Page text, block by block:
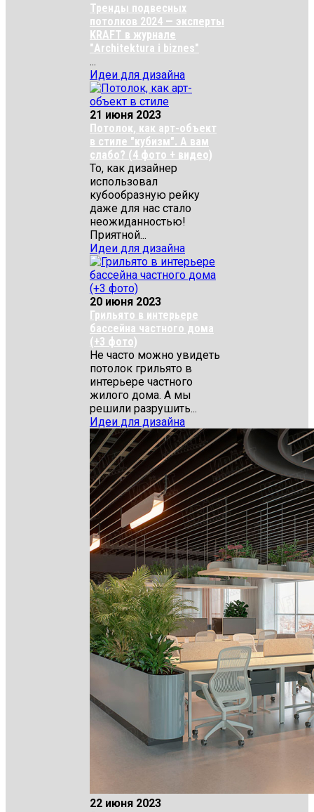
Тренды подвесных
потолков 2024 — эксперты
KRAFT в журнале
"Architektura i biznes"
...
Идеи для дизайна
21 июня 2023
Потолок, как арт-объект
в стиле "кубизм". А вам
слабо? (4 фото + видео)
То, как дизайнер
использовал
кубообразную рейку
даже для нас стало
неожиданностью!
Приятной...
Идеи для дизайна
20 июня 2023
Грильято в интерьере
бассейна частного дома
(+3 фото)
Не часто можно увидеть
потолок грильято в
интерьере частного
жилого дома. А мы
решили разрушить...
Идеи для дизайна
22 июня 2023